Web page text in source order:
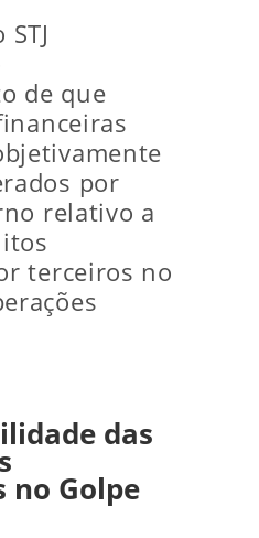
de que
por
relativo a
terceiros no
das
no Golpe